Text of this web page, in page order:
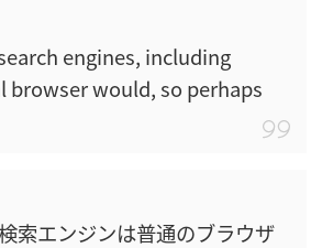
engines, including
browser would, so perhaps
索エンジンは普通のブラウザ